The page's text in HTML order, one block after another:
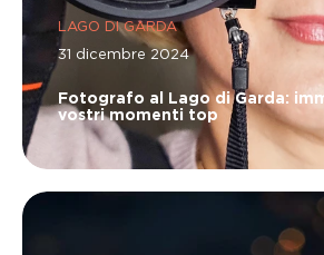
LAGO DI GARDA
31 dicembre 2024
Fotografo al Lago di Garda:
vostri momenti top